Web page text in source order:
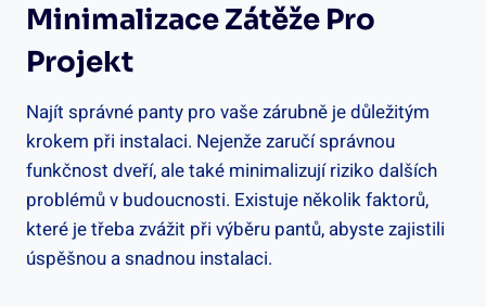
Minimalizace Zátěže Pro
Projekt
Najít správné panty pro vaše zárubně je důležitým
krokem při instalaci. Nejenže zaručí správnou
funkčnost dveří, ale také minimalizují riziko dalších
problémů v budoucnosti. Existuje několik faktorů,
které je třeba zvážit při výběru pantů, abyste zajistili
úspěšnou a snadnou instalaci.